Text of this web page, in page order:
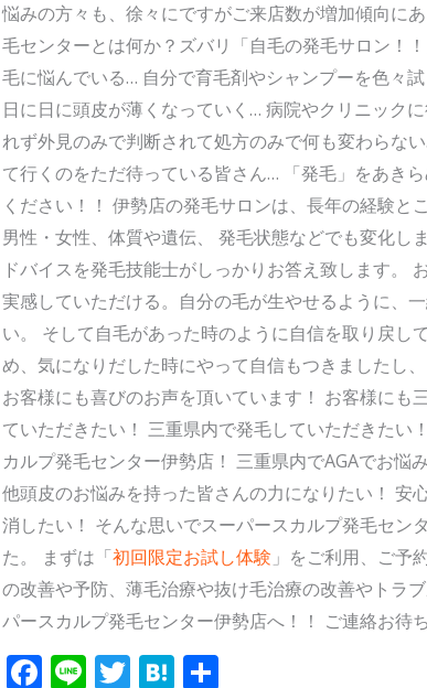
悩みの方々も、徐々にですがご来店数が増加傾向に
毛センターとは何か？ズバリ「自毛の発毛サロン！
毛に悩んでいる… 自分で育毛剤やシャンプーを色々
日に日に頭皮が薄くなっていく… 病院やクリニック
れず外見のみで判断されて処方のみで何も変わらな
て行くのをただ待っている皆さん… 「発毛」をあき
ください！！ 伊勢店の発毛サロンは、長年の経験と
男性・女性、体質や遺伝、 発毛状態などでも変化し
ドバイスを発毛技能士がしっかりお答え致します。
実感していただける。自分の毛が生やせるように、
い。 そして自毛があった時のように自信を取り戻し
め、気になりだした時にやって自信もつきましたし
お客様にも喜びのお声を頂いています！ お客様にも
ていただきたい！ 三重県内で発毛していただきたい
カルプ発毛センター伊勢店！ 三重県内でAGAでお悩
他頭皮のお悩みを持った皆さんの力になりたい！ 安
消したい！ そんな思いでスーパースカルプ発毛セン
た。 まずは「初回限定お試し体験 」をご利用、ご予
の改善や予防、薄毛治療や抜け毛治療の改善やトラ
パースカルプ発毛センター伊勢店へ！！ ご連絡お待
F Li T H 共